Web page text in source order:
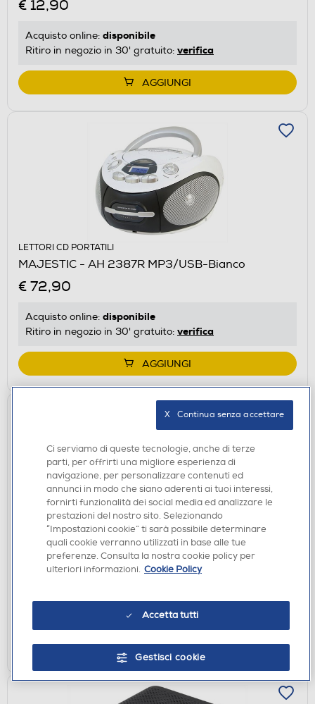
€ 12,90
Acquisto online: disponibile
Ritiro in negozio in 30' gratuito: verifica
AGGIUNGI
LETTORI CD PORTATILI
MAJESTIC - AH 2387R MP3/USB-Bianco
€ 72,90
Acquisto online: disponibile
Ritiro in negozio in 30' gratuito: verifica
AGGIUNGI
RADIO SVEGLIE
MAJESTIC - RT 197 DAB-Legno
€ 79,90
Ritiro in negozio in 30' gratuito:verifica
AGGIUNGI
Ci serviamo di queste tecnologie, anche di terze
parti, per offrirti una migliore esperienza di
navigazione, per personalizzare contenuti ed
annunci in modo che siano aderenti ai tuoi interessi,
fornirti funzionalità dei social media ed analizzare le
prestazioni del nostro sito. Selezionando
“Impostazioni cookie” ti sarà possibile determinare
quali cookie verranno utilizzati in base alle tue
preferenze. Consulta la nostra cookie policy per
ulteriori informazioni. Cookie Policy
Accetta tutti
Gestisci cookie
X   Continua senza accettare